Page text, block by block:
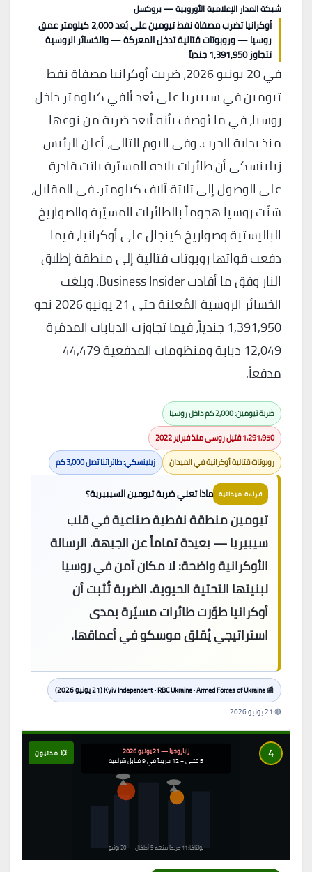
شبكة المدار الإعلامية الأوروبية — بروكسل
أوكرانيا تضرب مصفاة نفط تيومين على بُعد 2,000 كيلومتر عمق
روسيا — وروبوتات قتالية تدخل المعركة — والخسائر الروسية
تتجاوز 1,391,950 جندياً
في 20 يونيو 2026، ضربت أوكرانيا مصفاة نفط
تيومين في سيبيريا على بُعد ألفَي كيلومتر داخل
روسيا، في ما يُوصف بأنه أبعد ضربة من نوعها
منذ بداية الحرب. وفي اليوم التالي، أعلن الرئيس
زيلينسكي أن طائرات بلاده المسيّرة باتت قادرة
على الوصول إلى ثلاثة آلاف كيلومتر. في المقابل،
شنّت روسيا هجوماً بالطائرات المسيّرة والصواريخ
الباليستية وصواريخ كينجال على أوكرانيا، فيما
دفعت قواتها روبوتات قتالية إلى منطقة إطلاق
النار وفق ما أفادت Business Insider. وبلغت
الخسائر الروسية المُعلنة حتى 21 يونيو 2026 نحو
1,391,950 جندياً، فيما تجاوزت الدبابات المدمّرة
12,049 دبابة ومنظومات المدفعية 44,479
مدفعاً.
ضربة تيومين: 2,000 كم داخل روسيا
1,291,950 قتيل روسي منذ فبراير 2022
روبوتات قتالية أوكرانية في الميدان
زيلينسكي: طائراتنا تصل 3,000 كم
قراءة ميدانية ماذا تعني ضربة تيومين السيبيرية؟
تيومين منطقة نفطية صناعية في قلب
سيبيريا — بعيدة تماماً عن الجبهة. الرسالة
الأوكرانية واضحة: لا مكان آمن في روسيا
لبنيتها التحتية الحيوية. الضربة تُثبت أن
أوكرانيا طوّرت طائرات مسيّرة بمدى
استراتيجي يُقلق موسكو في أعماقها.
📰 Kyiv Independent · RBC Ukraine · Armed Forces of Ukraine (21 يونيو 2026)
🔴 21 يونيو 2026
زاباروجيا — 21 يونيو 2026
5 قتلى + 12 جريحاً في 9 قنابل شراعية
بولتافا: 11 جريحاً بينهم 5 أطفال — 20 يونيو
4 💥 مدنيون